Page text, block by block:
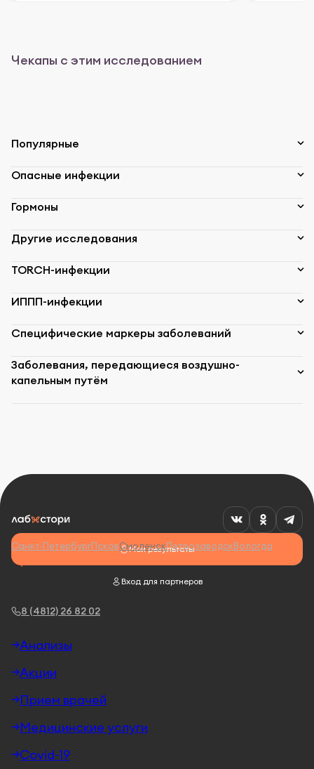
Чекапы с этим исследованием
Популярные
Опасные инфекции
Гормоны
Другие исследования
TORCH-инфекции
ИППП-инфекции
Специфические маркеры заболеваний
Заболевания, передающиеся воздушно-
капельным путём
8 (4812) 26 82 02
Мои результаты
Вход для партнеров
Санкт-ПетербургПсковСмоленскПетрозаводскВологда
Анализы
Акции
Прием врачей
Медицинские услуги
Covid-19